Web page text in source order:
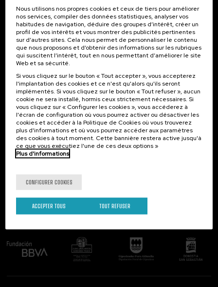
Inscrivez-vous pour être le premier à recevoir les
actualités de l'UIK.
S'abonner
Contact
Palacio Miramar
Paseo de Miraconcha, 48
20007 Donostia / San Sebastián
Gipuzkoa, Spain
Contactez-nous!
Intéressant...
Activités précédentes
Suivez-nous
Nous utilisons nos propres cookies et ceux de tiers pour améliorer
nos services, compiler des données statistiques, analyser vos
habitudes de navigation, déduire des groupes d’intérêt, créer un
profil de vos intérêts et vous montrer des publicités pertinentes
sur d’autres sites. Cela nous permet de personnaliser le contenu
que nous proposons et d’obtenir des informations sur les rubriques
qui suscitent l’intérêt, tout en nous permettant d’améliorer le site
Web et sa sécurité.
Si vous cliquez sur le bouton « Tout accepter », vous accepterez
l'implantation des cookies et ce n'est qu'alors qu'ils seront
implémentés. Si vous cliquez sur le bouton « Tout refuser », aucun
cookie ne sera installé, hormis ceux strictement nécessaires. Si
vous cliquez sur « Configurer les cookies », vous accéderez à
l'écran de configuration où vous pourrez activer ou désactiver les
cookies et accéder à la Politique de Cookies où vous trouverez
plus d'informations et où vous pourrez accéder aux paramètres
des cookies à tout moment. Cette bannière restera active jusqu'à
ce que vous exécutiez l'une de ces deux options »
Plus d'informations
CONFIGURER COOKIES
TOUT REFUSER
ACCEPTER TOUS